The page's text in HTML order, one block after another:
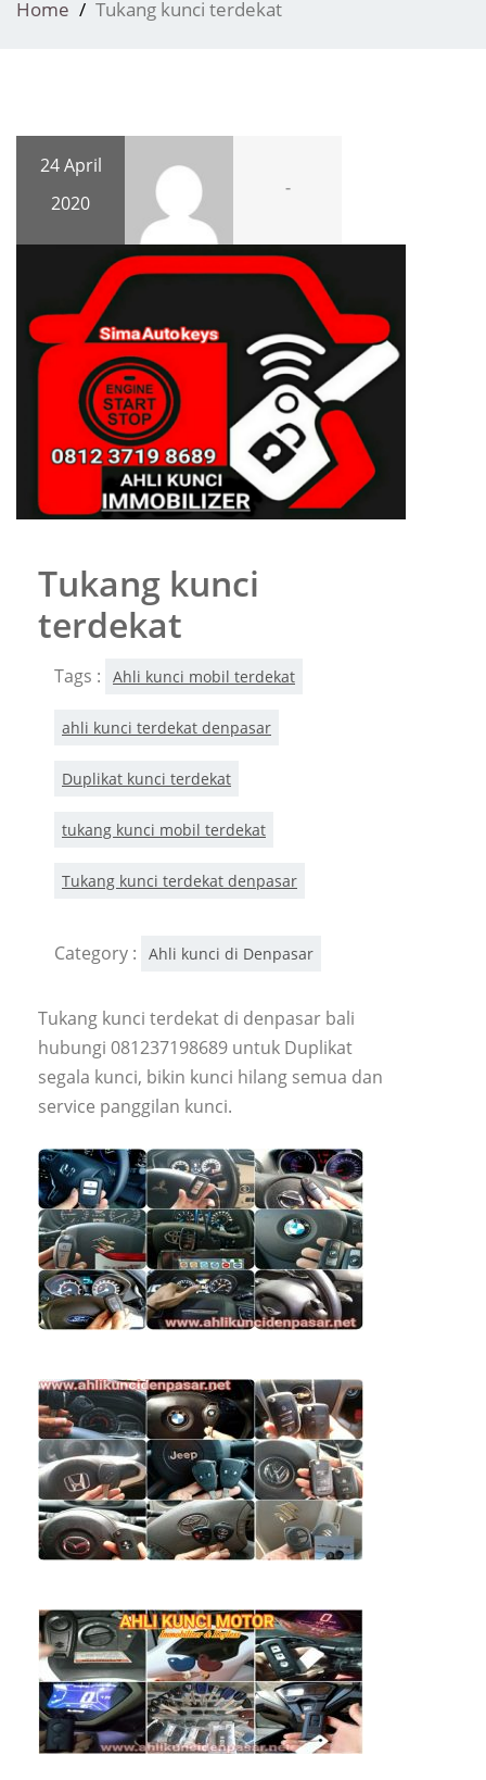
Home Tukang kunci terdekat
24 April
2020
-
Tukang kunci
terdekat
Tags : Ahli kunci mobil terdekat
ahli kunci terdekat denpasar
Duplikat kunci terdekat
tukang kunci mobil terdekat
Tukang kunci terdekat denpasar
Category : Ahli kunci di Denpasar
Tukang kunci terdekat di denpasar bali
hubungi 081237198689 untuk Duplikat
segala kunci, bikin kunci hilang semua dan
service panggilan kunci.